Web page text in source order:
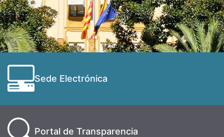
Sede Electrónica
Portal de Transparencia